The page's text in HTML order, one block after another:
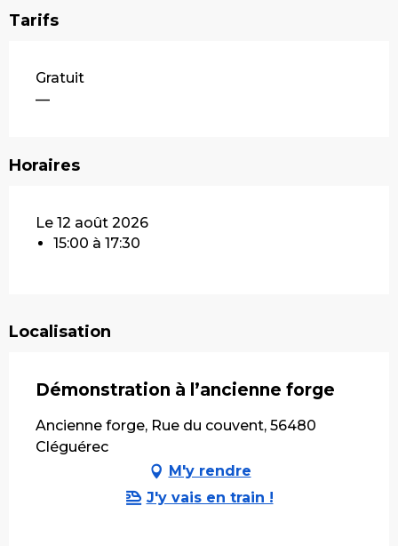
Tarifs
Gratuit
—
Horaires
Le 12 août 2026
15:00 à 17:30
Localisation
Démonstration à l’ancienne forge
Ancienne forge, Rue du couvent, 56480
Cléguérec
M'y rendre
J'y vais en train !